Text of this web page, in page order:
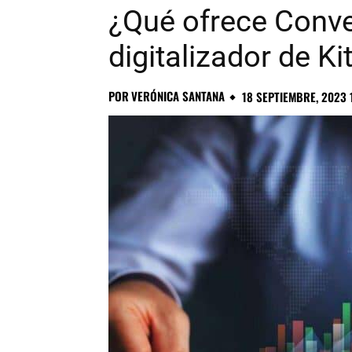
¿Qué ofrece
digitalizador de
PORVERÓNICA SANTANA 18 SEPTIEMBRE, 2023